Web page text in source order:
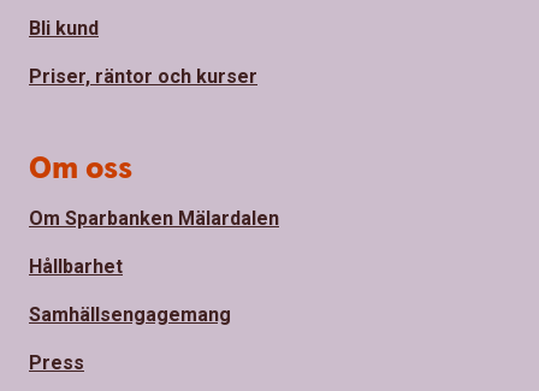
Bli kund
Priser, räntor och kurser
Om oss
Om Sparbanken Mälardalen
Hållbarhet
Samhällsengagemang
Press